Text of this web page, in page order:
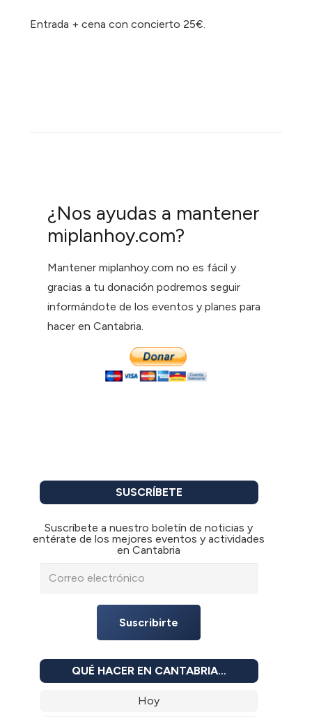
Entrada + cena con concierto 25€.
¿Nos ayudas a mantener
miplanhoy.com?
Mantener miplanhoy.com no es fácil y
gracias a tu donación podremos seguir
informándote de los eventos y planes para
hacer en Cantabria.
SUSCRÍBETE
Suscríbete a nuestro boletín de noticias y
entérate de los mejores eventos y actividades
en Cantabria
Suscribirte
QUÉ HACER EN CANTABRIA…
Hoy